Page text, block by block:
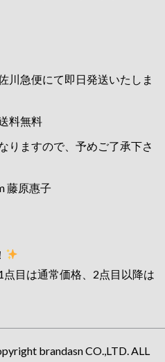
川急便にて即日発送いたしま
料無料
りますので、予めご了承下さ
藤原惠子
目は通常価格、2点目以降は
brandasn CO.,LTD. ALL